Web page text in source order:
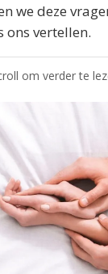
we deze
ons vertellen.
om verder te